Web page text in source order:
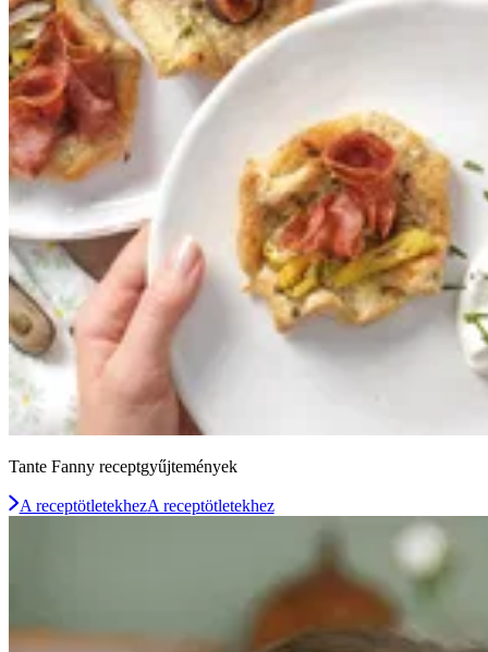
Tante Fanny receptgyűjtemények
A receptötletekhezA receptötletekhez